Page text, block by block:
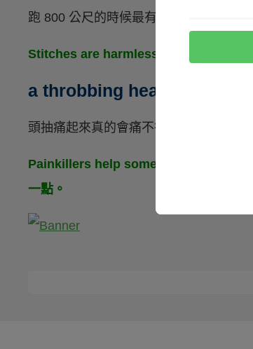
跑 800 公尺的時候最有感...
Stitches are harmless, so don't worry.
a throbbing headache 頭抽
頭抽痛起來真的會痛不欲生阿～
Painkillers help somewhat with my
一點。